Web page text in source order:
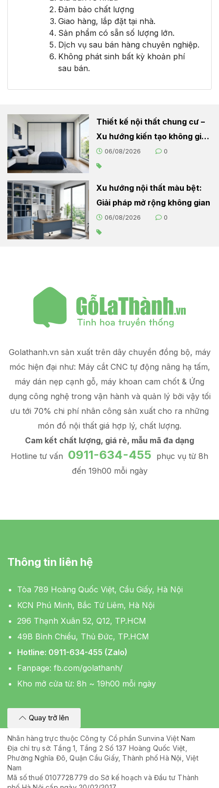
Đảm bảo chất lượng
Giao hàng, lắp đặt tại nhà.
Sản phẩm có sẵn số lượng lớn.
Dịch vụ sau bán hàng chuyên nghiệp.
Không phát sinh bất kỳ khoản phí
sau bán.
Thiết kế nội thất chung cư –
Xu hướng kiến tạo không gian
sống hiện đại
06/08/2026 0
Xu hướng nội thất màu bệt:
Giải pháp mở rộng không gian
06/08/2026 0
Golathanh.vn sản xuất trên dây chuyền đồng bộ, máy
móc hiện đại như: Máy cắt CNC tự động nâng hạ tấm,
máy dán nẹp cạnh gỗ, máy khoan cam chốt & Ứng
dụng công nghệ trong vận hành và quản lý bởi vậy tối
ưu tới 70% chi phí nhân công sản xuất cho ra những
món đồ nội thất giá hợp lý, chất lượng.
Cam kết chất lượng, giá rẻ, mẫu mã đa dạng
Hotline tư vấn 0911-634-455 phục vụ từ 8h
đến 19h00 mỗi ngày
Thông tin liên hệ
Tòa 789 Hoàng Quốc Việt, Cầu Giấy, Hà Nội
KCN Phú Minh, Bắc Từ Liêm, Hà Nội
296 Thạnh Xuân 52, Q12, TP.HCM
49B Bình Chiểu, Thủ Đức, TP.HCM
Hotline: 0911-634-455 (Zalo)
Fanpage: fb.com/golathanh/
Kho mở cửa từ: 8h ~ 19h00 mỗi ngày
Quay trở lên
Nhãn hàng trực thuộc Công ty Cổ phần Sunvina Việt Nam
Địa chỉ trụ sở: Tầng 1, Tầng 2 Số 137 Hoàng Quốc Việt,
Phường Nghĩa Đô, Quận Cầu Giấy, Thành phố Hà Nội, Việt
Nam
Mã số thuế 0107728779 do Sở kế hoạch và Đầu tư Thành